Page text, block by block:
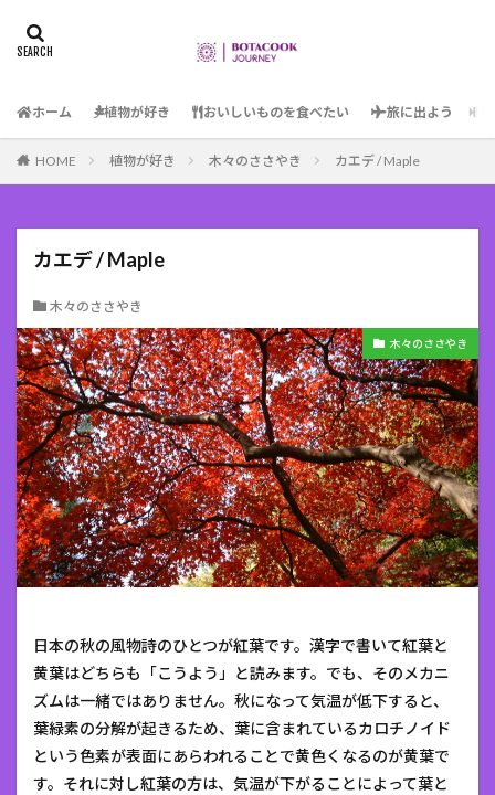
ホーム 植物が好き おいしいものを食べたい 旅に出よう
HOME 植物が好き 木々のささやき カエデ / Maple
カエデ / Maple
木々のささやき
木々のささやき
日本の秋の風物詩のひとつが紅葉です。漢字で書いて紅葉と
黄葉はどちらも「こうよう」と読みます。でも、そのメカニ
ズムは一緒ではありません。秋になって気温が低下すると、
葉緑素の分解が起きるため、葉に含まれているカロチノイド
という色素が表面にあらわれることで黄色くなるのが黄葉で
す。それに対し紅葉の方は、気温が下がることによって葉と